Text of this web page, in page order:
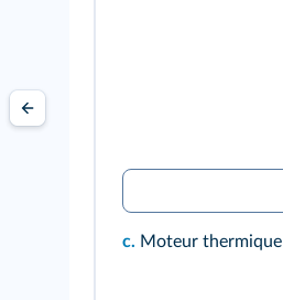
c. Moteur thermique